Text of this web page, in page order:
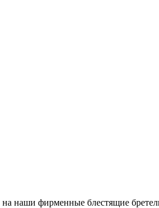
на наши фирменные блестящие